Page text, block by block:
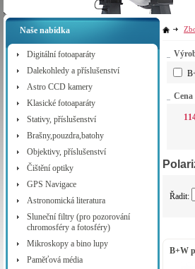
Naše nabídka
Digitální fotoaparáty
Dalekohledy a příslušenství
Astro CCD kamery
Klasické fotoaparáty
Stativy, příslušenství
Brašny,pouzdra,batohy
Objektivy, příslušenství
Čištění optiky
GPS Navigace
Astronomická literatura
Sluneční filtry (pro pozorování
chromosféry a fotosféry)
Mikroskopy a bino lupy
Paměťová média
Cena
Řadit:
B+W